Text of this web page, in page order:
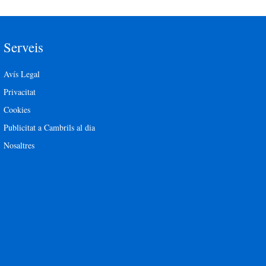
Serveis
Avís Legal
Privacitat
Cookies
Publicitat a Cambrils al dia
Nosaltres